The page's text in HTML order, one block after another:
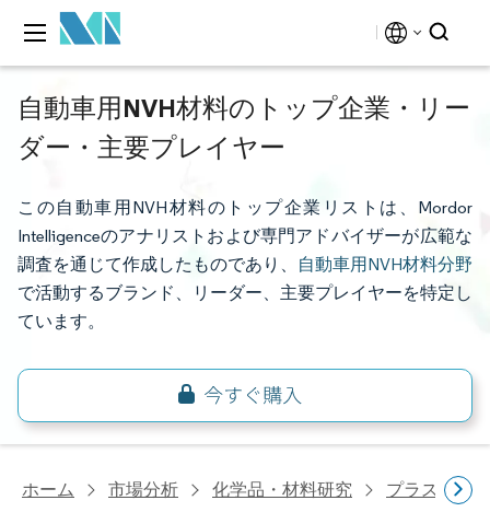
自動車用NVH材料のトップ企業・リー
ダー・主要プレイヤー
この自動車用NVH材料のトップ企業リストは、Mordor
Intelligenceのアナリストおよび専門アドバイザーが広範な
調査を通じて作成したものであり、
自動車用NVH材料分野
で活動するブランド、リーダー、主要プレイヤーを特定し
ています。
ホーム 市場分析 化学品・材料研究 プラスチッ